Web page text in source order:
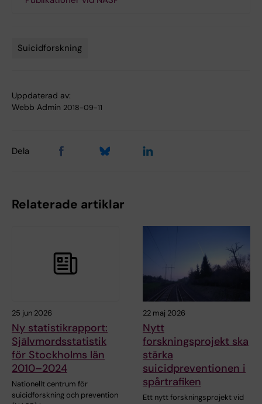
Suicidforskning
Uppdaterad av:
Webb Admin 2018-09-11
Dela
Relaterade artiklar
25 jun 2026
Ny statistikrapport:
Självmordsstatistik
för Stockholms län
2010–2024
Nationellt centrum för
suicidforskning och prevention
22 maj 2026
Nytt
forskningsprojekt ska
stärka
suicidpreventionen i
spårtrafiken
Ett nytt forskningsprojekt vid